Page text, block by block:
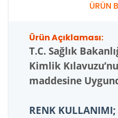
ÜRÜN
Ürün Açıklaması:
T.C. Sağlık
Kimlik
maddesine
RENK